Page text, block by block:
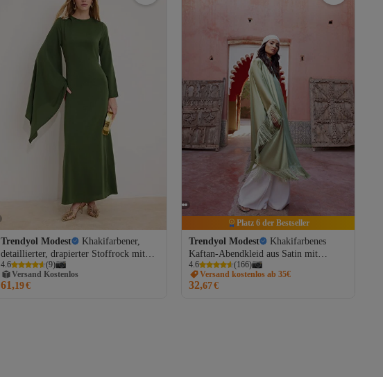
Trendyol Modest
Khakifarbener,
detaillierter, drapierter Stoffrock mit
Schalärmeln, Maxi-Webstoff-Hijab-
Abendkleid mit Taillenöffnung
TCTSS26DB00006
4.6 (9)
Versand Kostenlos
Gratis Versand
Versand Kostenlos
61,19€
Platz 6 der Bestseller
Trendyol Modest
Khakifarbenes
Kaftan-Abendkleid aus Satin mit
Quasten und Details TCTSS24DB00038
4.6 (166)
Versand kostenlos ab 35€
32,67€